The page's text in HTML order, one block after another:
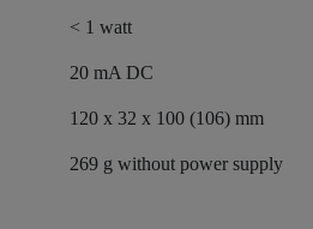
< 1 watt
20 mA DC
120 x 32 x 100 (106) mm
269 g without power supply